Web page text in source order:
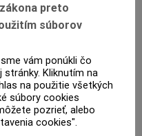
preto
súborov
vám ponúkli čo
Kliknutím na
na použitie všetkých
súbory cookies
pozrieť, alebo
cookies".